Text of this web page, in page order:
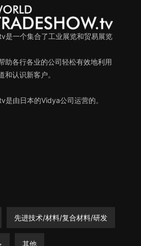
是一个集合了工业展览和贸易展览
助各行各业的公司轻松有效地利用
和认识新客户。
是由日本的Vidya公司运营的。
先进技术/材料/复合材料/研发
其他